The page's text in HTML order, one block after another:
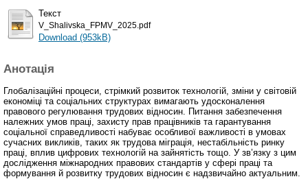
Текст
V_Shalivska_FPMV_2025.pdf
Download (953kB)
Анотація
Глобалізаційні процеси, стрімкий розвиток технологій, зміни у світовій
економіці та соціальних структурах вимагають удосконалення
правового регулювання трудових відносин. Питання забезпечення
належних умов праці, захисту прав працівників та гарантування
соціальної справедливості набуває особливої важливості в умовах
сучасних викликів, таких як трудова міграція, нестабільність ринку
праці, вплив цифрових технологій на зайнятість тощо. У зв’язку з цим
дослідження міжнародних правових стандартів у сфері праці та
формування й розвитку трудових відносин є надзвичайно актуальним.